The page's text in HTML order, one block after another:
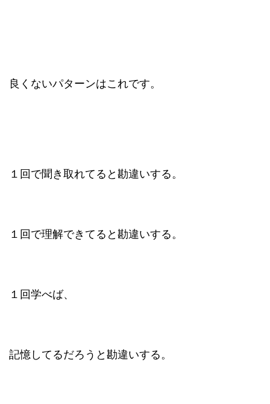
良くないパターンはこれです。
１回で聞き取れてると勘違いする。
１回で理解できてると勘違いする。
１回学べば、
記憶してるだろうと勘違いする。